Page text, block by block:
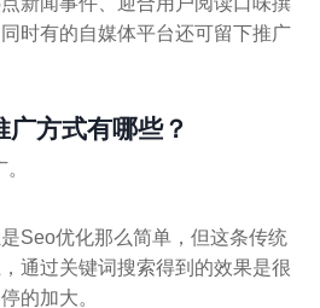
时有的自媒体平台还可留下推广
广方式有哪些？
Seo优化那么简单，但这条传统
通过关键词搜索得到的效果是很
的加大。